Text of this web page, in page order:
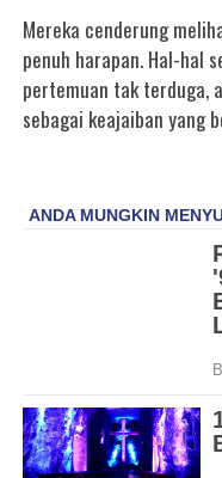
Mereka cenderung
penuh harapan. Hal-hal
pertemuan tak terduga,
sebagai keajaiban yang